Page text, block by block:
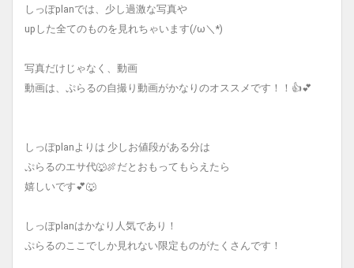
しっぽplanでは、少し過激な写真や
upした全てのものを見れちゃいます(/ω＼*)
写真だけじゃなく、動画
動画は、ぷらるの自撮り動画がかなりのオススメです！！👍💕
しっぽplanよりは 少しお値段がある分は
ぷらるのエサ代🐺🍖だとおもってもらえたら
嬉しいです💕🐺
しっぽplanはかなり人気であり！
ぷらるのここでしか見れない限定ものがたくさんです！